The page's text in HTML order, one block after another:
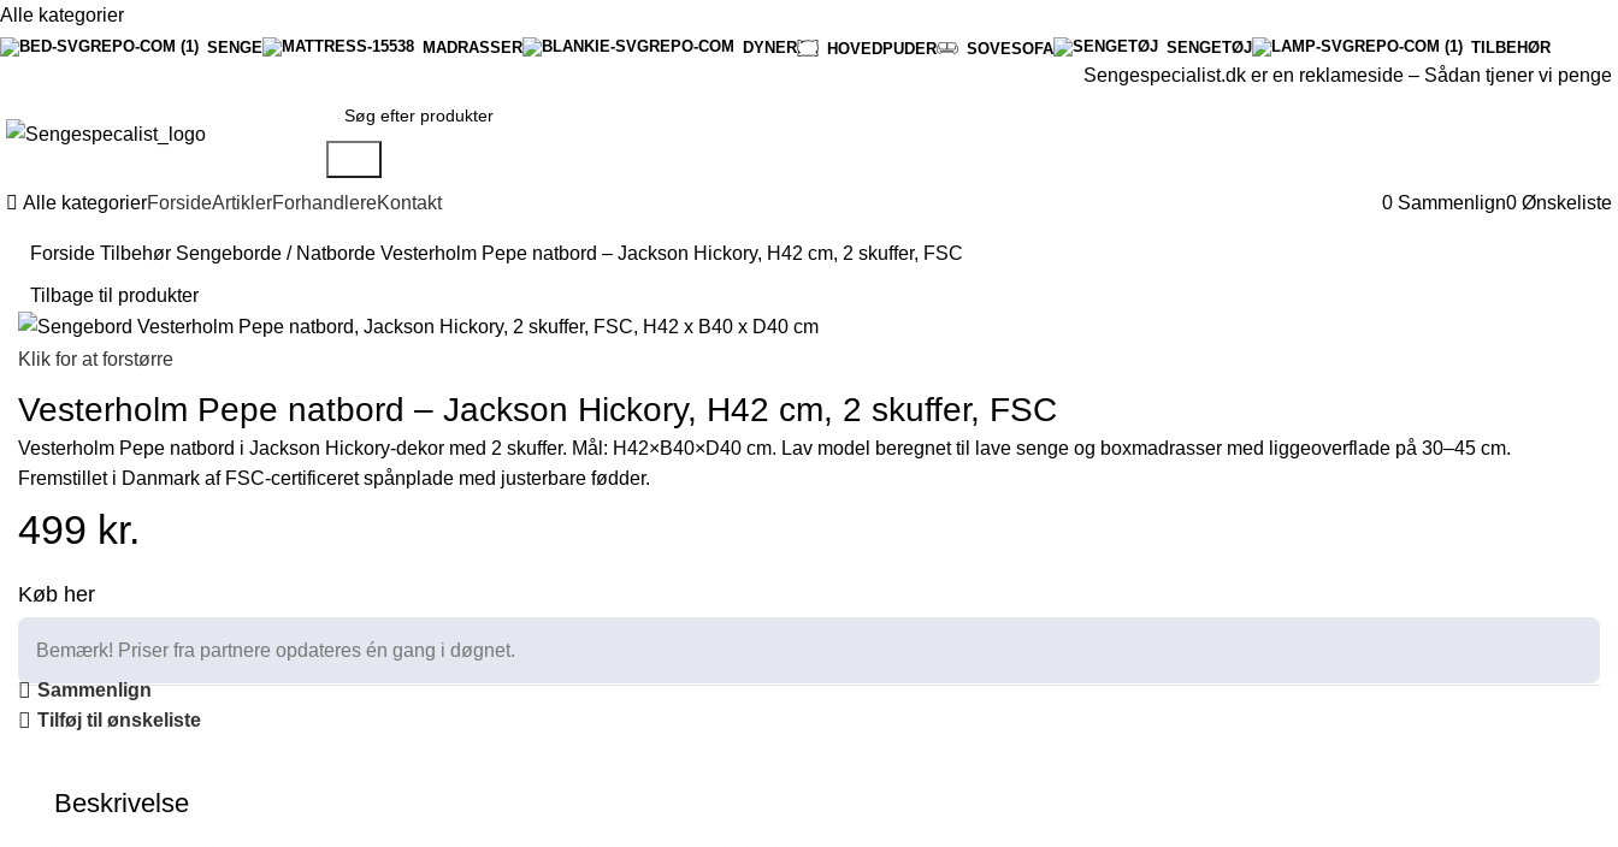
Alle kategorier
SENGE MADRASSER DYNER HOVEDPUDER SOVESOFA SENGETØJ TILBEHØR
Sengespecialist.dk er en reklameside – Sådan tjener vi penge
Alle kategorierForsideArtiklerForhandlereKontakt 0 Sammenlign0 Ønskeliste
Forside Tilbehør Sengeborde / Natborde Vesterholm Pepe natbord – Jackson Hickory, H42 cm, 2 skuffer, FSC
Tilbage til produkter
Klik for at forstørre
Vesterholm Pepe natbord – Jackson Hickory, H42 cm, 2 skuffer, FSC
Vesterholm Pepe natbord i Jackson Hickory-dekor med 2 skuffer. Mål: H42×B40×D40 cm. Lav model beregnet til lave senge og boxmadrasser med liggeoverflade på 30–45 cm.
Fremstillet i Danmark af FSC-certificeret spånplade med justerbare fødder.
499 kr.
Køb her
Bemærk! Priser fra partnere opdateres én gang i døgnet.
Sammenlign
Tilføj til ønskeliste
Beskrivelse